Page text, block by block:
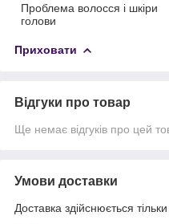
Проблема волосся і шкіри
голови
Приховати
Відгуки про товар
Ще немає відгуків про цей
Умови доставки
Доставка здійснюється